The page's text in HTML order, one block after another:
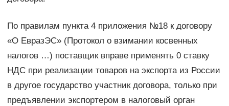
По правилам пункта 4 приложения №18 к договору
«О ЕвразЭС» (Протокол о взимании косвенных
налогов …) поставщик вправе применять 0 ставку
НДС при реализации товаров на экспорта из России
в другое государство участник договора, только при
предъявлении экспортером в налоговый орган